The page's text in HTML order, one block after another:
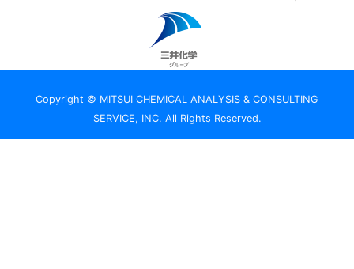
Copyright © MITSUI CHEMICAL ANALYSIS & CONSULTING
SERVICE, INC. All Rights Reserved.